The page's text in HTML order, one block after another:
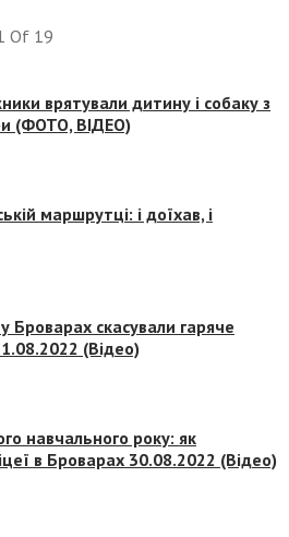
Of 19
врятували дитину і собаку з
(ФОТО, ВІДЕО)
маршрутці: і доїхав, і
Броварах скасували гаряче
(Відео)
навчального року: як
в Броварах 30.08.2022 (Відео)